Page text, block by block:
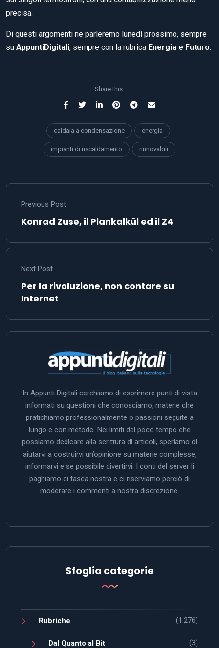
precisa.
Di questi argomenti ne parleremo lunedì prossimo, sempre
su AppuntiDigitali, sempre con la rubrica Energia e Futuro.
Share this:
caldaia a condensazione energia
impianti di riscaldamento rinnovabili
Previous Post
Konrad Zuse, il Plankalkül ed il Z4
Next Post
Per la rivoluzione, non contare su
Internet
In Appunti Digitali cerchiamo di esprimere punti di vista
informati su questioni che conosciamo, materie che
pratichiamo professionalmente o passioni seguite a
lungo e con metodo. Nei limiti del poco tempo che
possiamo dedicare alla scrittura di articoli, speriamo di
aiutarvi a costruirvi un’opinione su materie complesse,
informarvi e se possibile divertirvi. I conti del server li
paghiamo di tasca nostra e ci riserviamo perciò di
moderare i commenti a nostra discrezione.
Sfoglia categorie
Rubriche (1.276)
Dal Quanto al Bit (3)